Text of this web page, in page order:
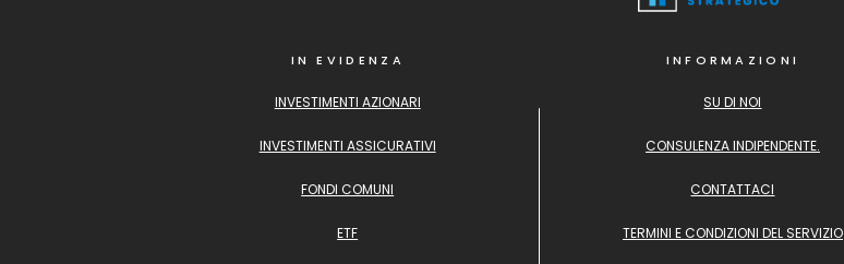
IN EVIDENZA
INVESTIMENTI AZIONARI
INVESTIMENTI ASSICURATIVI
FONDI COMUNI
ETF
INFORMAZIONI
SU DI NOI
CONSULENZA INDIPENDENTE.
CONTATTACI
TERMINI E CONDIZIONI DEL SERVIZIO